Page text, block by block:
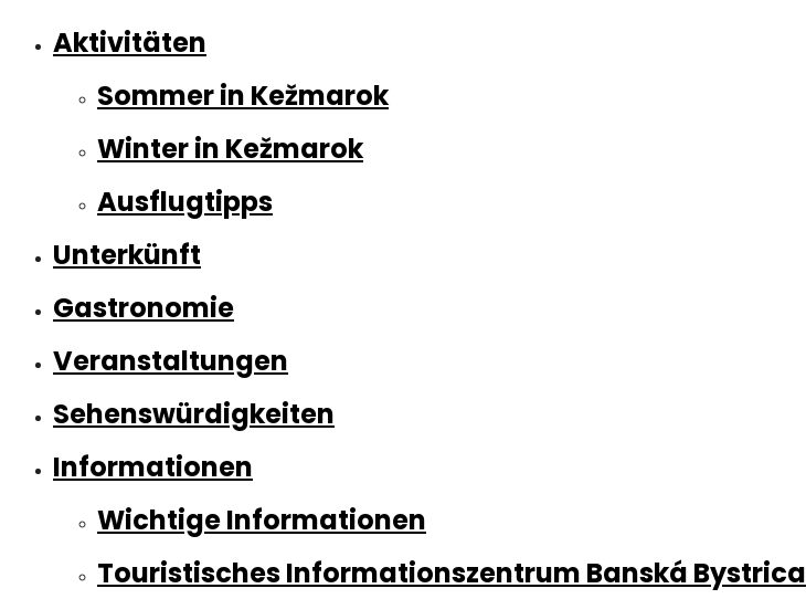
Aktivitäten
Sommer in Kežmarok
Winter in Kežmarok
Ausflugtipps
Unterkünft
Gastronomie
Veranstaltungen
Sehenswürdigkeiten
Informationen
Wichtige Informationen
Touristisches Informationszentrum Banská Bystrica